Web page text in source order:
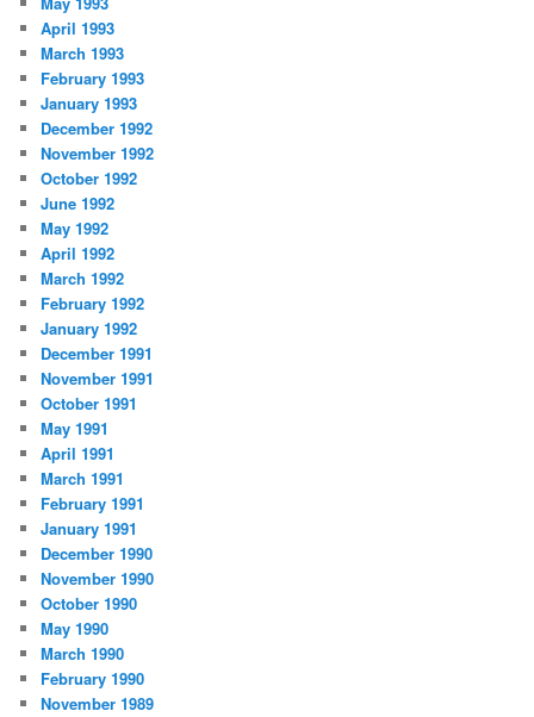
April 1993
March 1993
February 1993
January 1993
December 1992
November 1992
October 1992
June 1992
May 1992
April 1992
March 1992
February 1992
January 1992
December 1991
November 1991
October 1991
May 1991
April 1991
March 1991
February 1991
January 1991
December 1990
November 1990
October 1990
May 1990
March 1990
February 1990
November 1989